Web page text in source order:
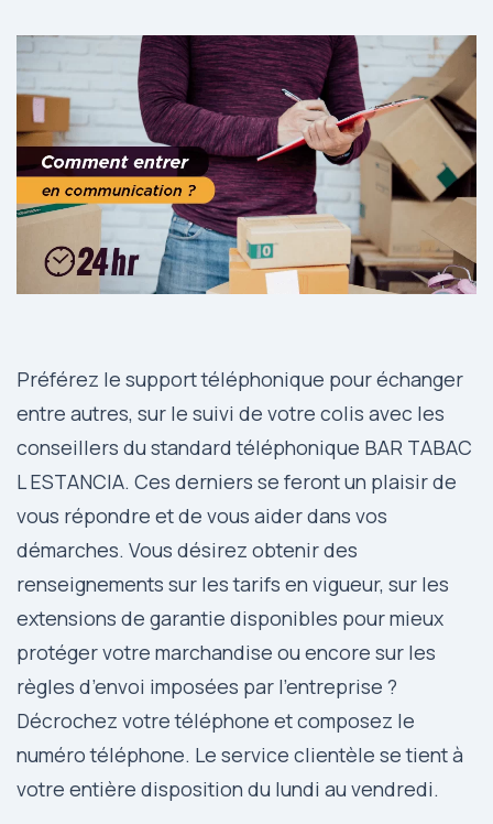
Préférez le support téléphonique pour échanger
entre autres, sur le suivi de votre colis avec les
conseillers du standard téléphonique BAR TABAC
L ESTANCIA. Ces derniers se feront un plaisir de
vous répondre et de vous aider dans vos
démarches. Vous désirez obtenir des
renseignements sur les tarifs en vigueur, sur les
extensions de garantie disponibles pour mieux
protéger votre marchandise ou encore sur les
règles d’envoi imposées par l’entreprise ?
Décrochez votre téléphone et composez le
numéro téléphone. Le service clientèle se tient à
votre entière disposition du lundi au vendredi.